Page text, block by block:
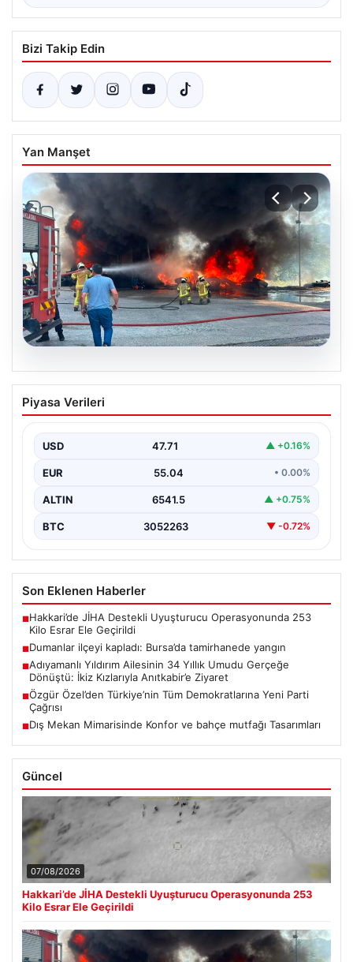
Bizi Takip Edin
Yan Manşet
Dumanlar ilçeyi kapladı: Bursa’da
tamirhanede yangın
Piyasa Verileri
USD 47.71 ▲ +0.16%
EUR 55.04 • 0.00%
ALTIN 6541.5 ▲ +0.75%
BTC 3052263 ▼ -0.72%
Son Eklenen Haberler
■Hakkari’de JİHA Destekli Uyuşturucu Operasyonunda 253
Kilo Esrar Ele Geçirildi
■Dumanlar ilçeyi kapladı: Bursa’da tamirhanede yangın
■Adıyamanlı Yıldırım Ailesinin 34 Yıllık Umudu Gerçeğe
Dönüştü: İkiz Kızlarıyla Anıtkabir’e Ziyaret
■Özgür Özel’den Türkiye’nin Tüm Demokratlarına Yeni Parti
Çağrısı
■Dış Mekan Mimarisinde Konfor ve bahçe mutfağı Tasarımları
Güncel
07/08/2026
Hakkari’de JİHA Destekli Uyuşturucu Operasyonunda 253
Kilo Esrar Ele Geçirildi